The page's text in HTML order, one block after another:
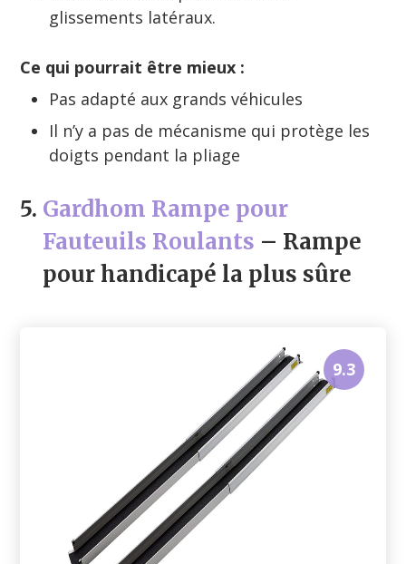
glissements latéraux.
Ce qui pourrait être mieux :
Pas adapté aux grands véhicules
Il n’y a pas de mécanisme qui protège les
doigts pendant la pliage
5. Gardhom Rampe pour
Fauteuils Roulants – Rampe
pour handicapé la plus sûre
9.3